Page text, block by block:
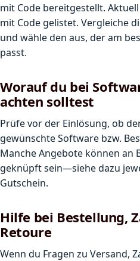
mit Code bereitgestellt.
mit Code gelistet. Vergleiche
und wähle den aus, der am
passt.
Worauf du bei
achten solltest
Prüfe vor der Einlösung, ob
gewünschte Software bzw.
Manche Angebote können an
geknüpft sein—siehe dazu
Gutschein.
Hilfe bei Bestellung,
Retoure
Wenn du Fragen zu Versand,